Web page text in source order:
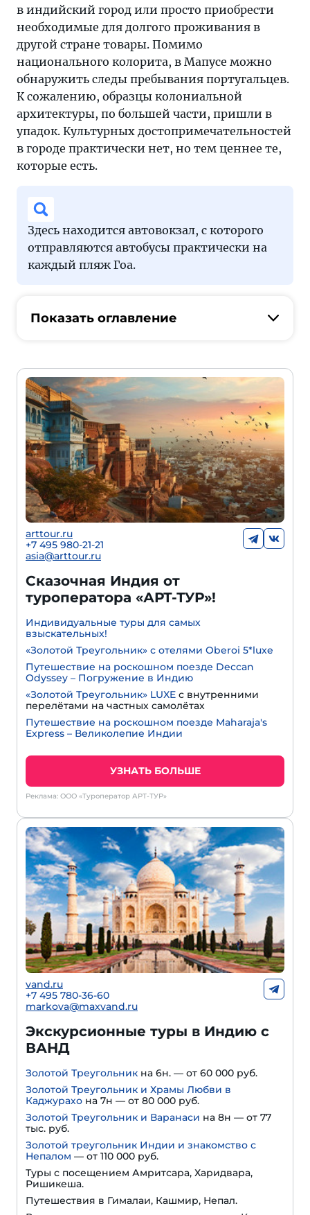
в индийский город или просто приобрести
необходимые для долгого проживания в
другой стране товары. Помимо
национального колорита, в Мапусе можно
обнаружить следы пребывания португальцев.
К сожалению, образцы колониальной
архитектуры, по большей части, пришли в
упадок. Культурных достопримечательностей
в городе практически нет, но тем ценнее те,
которые есть.
Здесь находится автовокзал, с которого
отправляются автобусы практически на
каждый пляж Гоа.
Показать оглавление
arttour.ru
+7 495 980-21-21
asia@arttour.ru
Сказочная Индия от
туроператора «АРТ-ТУР»!
Индивидуальные туры для самых
взыскательных!
«Золотой Треугольник» с отелями Oberoi 5*luxe
Путешествие на роскошном поезде Deccan
Odyssey – Погружение в Индию
«Золотой Треугольник» LUXE с внутренними
перелётами на частных самолётах
Путешествие на роскошном поезде Maharaja's
Express – Великолепие Индии
УЗНАТЬ БОЛЬШЕ
Реклама: ООО «Туроператор АРТ-ТУР»
vand.ru
+7 495 780-36-60
markova@maxvand.ru
Экскурсионные туры в Индию с
ВАНД
Золотой Треугольник на 6н. — от 60 000 руб.
Золотой Треугольник и Храмы Любви в
Каджурахо на 7н — от 80 000 руб.
Золотой Треугольник и Варанаси на 8н — от 77
тыс. руб.
Золотой треугольник Индии и знакомство с
Непалом — от 110 000 руб.
Туры с посещением Амритсара, Харидвара,
Ришикеша.
Путешествия в Гималаи, Кашмир, Непал.